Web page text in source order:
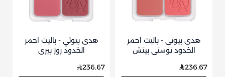
هدى بيوتي - باليت احمر
الخدود توستي بيتش
236.67
هدى بيوتي - باليت احمر
الخدود روز بيري
236.67